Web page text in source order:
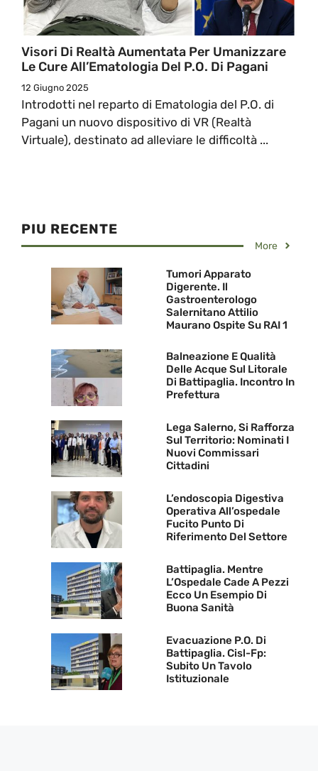
Visori Di Realtà Aumentata Per Umanizzare
Le Cure All’Ematologia Del P.O. Di Pagani
12 Giugno 2025
Introdotti nel reparto di Ematologia del P.O. di
Pagani un nuovo dispositivo di VR (Realtà
Virtuale), destinato ad alleviare le difficoltà ...
PIU RECENTE
More
Tumori Apparato
Digerente. Il
Gastroenterologo
Salernitano Attilio
Maurano Ospite Su RAI 1
Balneazione E Qualità
Delle Acque Sul Litorale
Di Battipaglia. Incontro In
Prefettura
Lega Salerno, Si Rafforza
Sul Territorio: Nominati I
Nuovi Commissari
Cittadini
L’endoscopia Digestiva
Operativa All’ospedale
Fucito Punto Di
Riferimento Del Settore
Battipaglia. Mentre
L’Ospedale Cade A Pezzi
Ecco Un Esempio Di
Buona Sanità
Evacuazione P.O. Di
Battipaglia. Cisl-Fp:
Subito Un Tavolo
Istituzionale